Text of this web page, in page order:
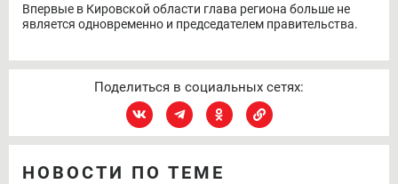
Впервые в Кировской области глава региона больше не
является одновременно и председателем правительства.
Поделиться в социальных сетях:
НОВОСТИ ПО ТЕМЕ